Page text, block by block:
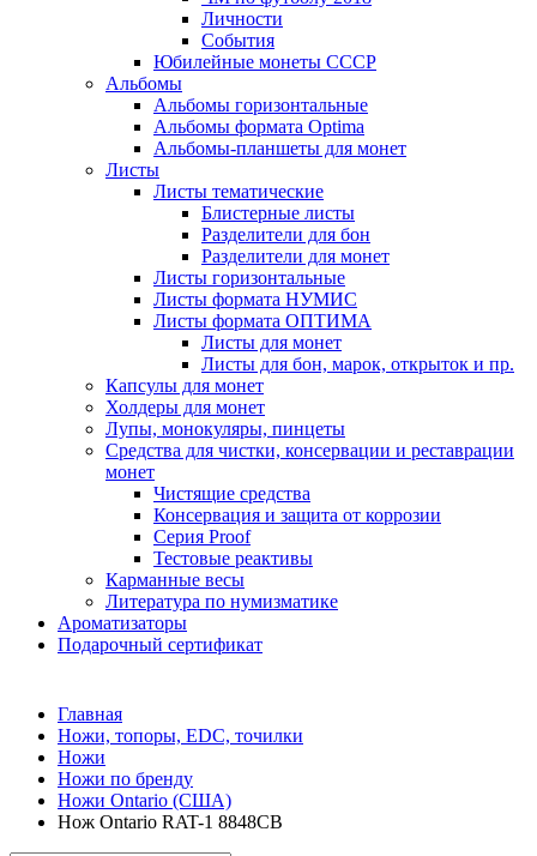
Личности
События
Юбилейные монеты СССР
Альбомы
Альбомы горизонтальные
Альбомы формата Optima
Альбомы-планшеты для монет
Листы
Листы тематические
Блистерные листы
Разделители для бон
Разделители для монет
Листы горизонтальные
Листы формата НУМИС
Листы формата ОПТИМА
Листы для монет
Листы для бон, марок, открыток и пр.
Капсулы для монет
Холдеры для монет
Лупы, монокуляры, пинцеты
Средства для чистки, консервации и реставрации
монет
Чистящие средства
Консервация и защита от коррозии
Серия Proof
Тестовые реактивы
Карманные весы
Литература по нумизматике
Ароматизаторы
Подарочный сертификат
Главная
Ножи, топоры, EDC, точилки
Ножи
Ножи по бренду
Ножи Ontario (США)
Нож Ontario RAT-1 8848CB